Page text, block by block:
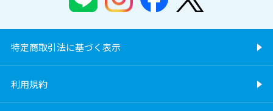
特定商取引法に基づく表示
利用規約